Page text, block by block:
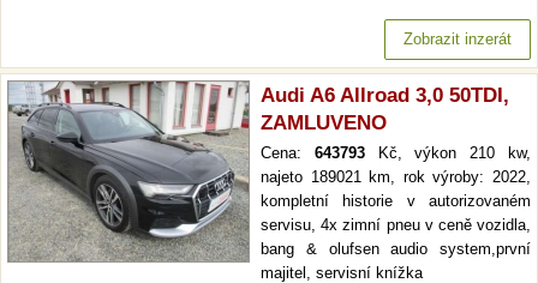
Zobrazit inzerát
Audi A6 Allroad 3,0 50TDI,
ZAMLUVENO
Cena: 643793Kč, výkon 210 kw,
najeto 189021 km, rok výroby: 2022,
kompletní historie v autorizovaném
servisu, 4x zimní pneu v ceně vozidla,
bang & olufsen audio system,první
majitel, servisní knížka